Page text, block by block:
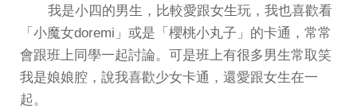
我是小四的男生，比較愛跟女生玩，我也喜歡看
「小魔女doremi」或是「櫻桃小丸子」的卡通，常常
會跟班上同學一起討論。可是班上有很多男生常取笑
我是娘娘腔，說我喜歡少女卡通，還愛跟女生在一
起。